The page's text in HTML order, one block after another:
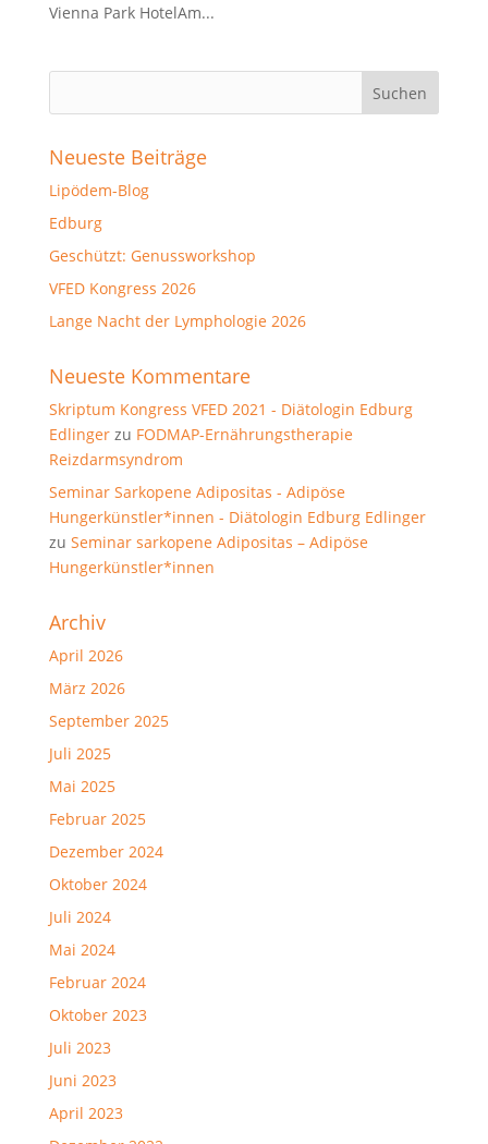
Vienna Park HotelAm...
Neueste Beiträge
Lipödem-Blog
Edburg
Geschützt: Genussworkshop
VFED Kongress 2026
Lange Nacht der Lymphologie 2026
Neueste Kommentare
Skriptum Kongress VFED 2021 - Diätologin Edburg
Edlingerzu FODMAP-Ernährungstherapie
Reizdarmsyndrom
Seminar Sarkopene Adipositas - Adipöse
Hungerkünstler*innen - Diätologin Edburg Edlinger
zu Seminar sarkopene Adipositas – Adipöse
Hungerkünstler*innen
Archiv
April 2026
März 2026
September 2025
Juli 2025
Mai 2025
Februar 2025
Dezember 2024
Oktober 2024
Juli 2024
Mai 2024
Februar 2024
Oktober 2023
Juli 2023
Juni 2023
April 2023